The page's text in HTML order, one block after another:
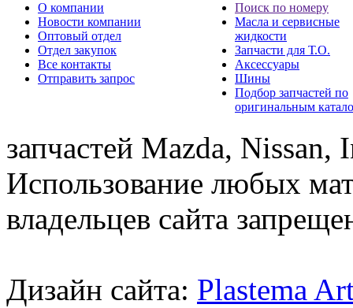
О компании
Новости компании
Оптовый отдел
Отдел закупок
Все контакты
Отправить запрос
Поиск по номеру
Масла и сервисные
жидкости
Запчасти для Т.О.
Аксессуары
Шины
Подбор запчастей по
оригинальным
запчастей Mazda,
Использование любых
владельцев сайта
Дизайн сайта: Plastema